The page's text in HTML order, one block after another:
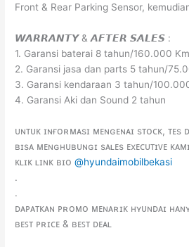
Front & Rear Parking Sensor,
𝙒𝘼𝙍𝙍𝘼𝙉𝙏𝙔 & 𝘼𝙁𝙏𝙀𝙍 𝙎𝘼𝙇𝙀𝙎 :
1. Garansi baterai 8 tahun/160.000
2. Garansi jasa dan parts 5 tahun/
3. Garansi kendaraan 3 tahun/
4. Garansi Aki dan Sound 2 tahun
ᴜɴᴛᴜᴋ ɪɴғᴏʀᴍᴀsɪ ᴍᴇɴɢᴇɴᴀɪ sᴛᴏᴄᴋ, ᴛᴇs
ʙɪsᴀ ᴍᴇɴɢʜᴜʙᴜɴɢɪ sᴀʟᴇs ᴇxᴇᴄᴜᴛɪᴠᴇ
ᴋʟɪᴋ ʟɪɴᴋ ʙɪᴏ@hyundaimobilbekasi
.
.
ᴅᴀᴘᴀᴛᴋᴀɴ ᴘʀᴏᴍᴏ ᴍᴇɴᴀʀɪᴋ ʜʏᴜɴᴅᴀɪ
ʙᴇꜱᴛ ᴘʀɪᴄᴇ & ʙᴇꜱᴛ ᴅᴇᴀʟ